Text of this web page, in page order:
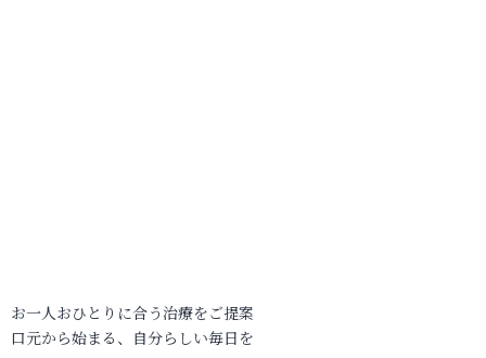
お一人おひとりに合う治療をご提案
口元から始まる、自分らしい毎日を